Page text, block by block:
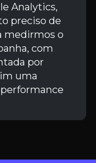
Analytics,
preciso de
medirmos o
com
por
uma